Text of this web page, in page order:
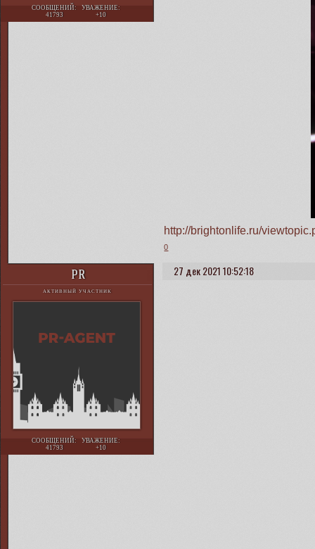
СООБЩЕНИЙ:
41793
УВАЖЕНИЕ:
+10
http://brightonlife.ru/
0
27 дек 2021 10:52:18
PR
АКТИВНЫЙ УЧАСТНИК
СООБЩЕНИЙ:
41793
УВАЖЕНИЕ:
+10